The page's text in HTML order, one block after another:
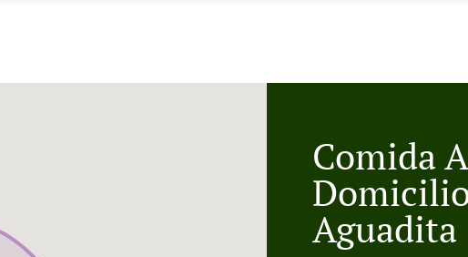
Comida
Aguadita